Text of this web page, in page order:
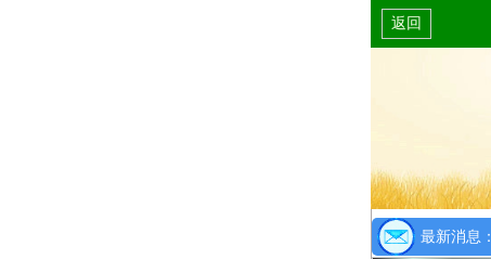
返回
最新消息：